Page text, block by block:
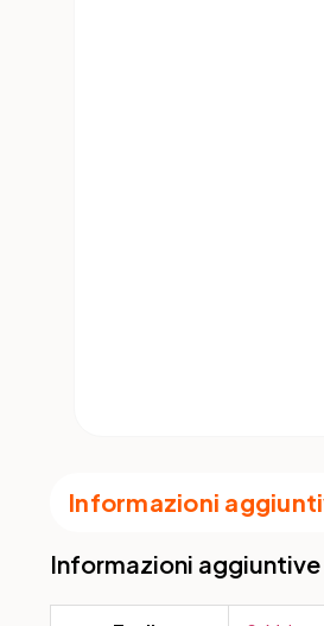
Informazioni
Informazioni aggiuntive